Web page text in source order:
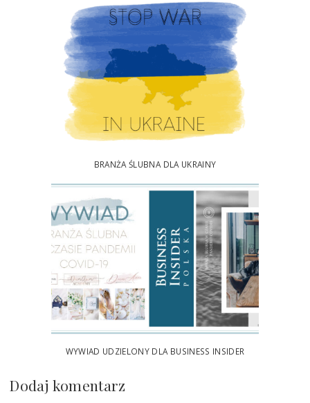
BRANŻA ŚLUBNA DLA UKRAINY
WYWIAD UDZIELONY DLA BUSINESS INSIDER
Dodaj komentarz